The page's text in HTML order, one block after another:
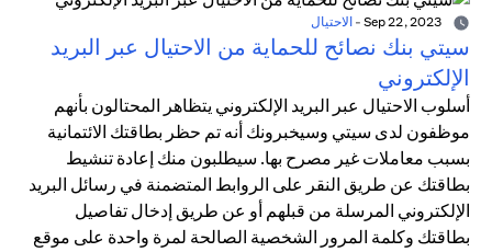
- الاحتيال
سيتي بنك نصائح للحماية من الاحتيال عبر البريد
الإلكتروني
أسلوب الاحتيال عبر البريد الإلكتروني يتظاهر المحتالون بأنهم
موظفون لدى سيتي وسيخبرونك أنه تم حظر بطاقتك الائتمانية
بسبب معاملات غير مصرح بها. سيطلبون منك إعادة تنشيط
بطاقتك عن طريق النقر على الروابط المتضمنة في رسائل البريد
الإلكتروني المرسلة من قبلهم أو عن طريق إدخال تفاصيل
بطاقتك وكلمة المرور الشخصية الصالحة لمرة واحدة على موقع